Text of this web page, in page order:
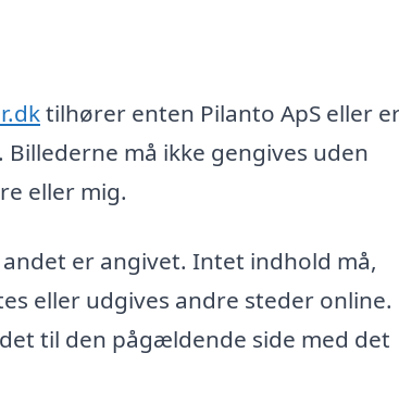
tilhører enten Pilanto ApS eller
må ikke gengives uden
eller mig.
er angivet. Intet indhold må,
eller udgives andre steder
til den pågældende side med det